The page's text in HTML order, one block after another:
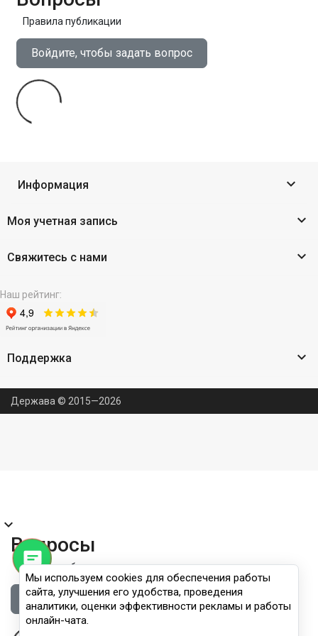
Правила публикации
Войдите, чтобы задать вопрос
Информация 
Моя учетная запись 
Свяжитесь с нами 
Наш рейтинг:
Поддержка 
Держава © 2015—2026
Мы используем cookies для обеспечения работы
сайта, улучшения его удобства, проведения
аналитики, оценки эффективности рекламы и работы
онлайн-чата.
expand_more
Вопросы
Правила публикации
Войдите, чтобы задать вопрос